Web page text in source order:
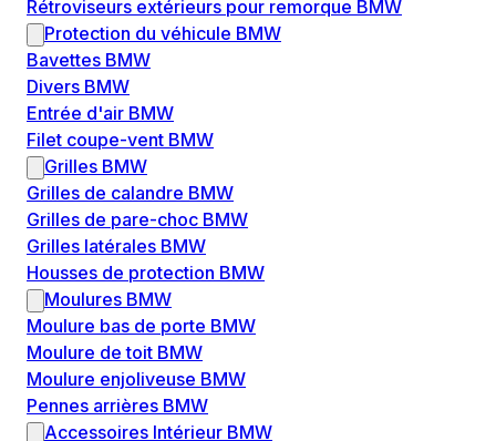
Rétroviseurs extérieurs pour remorque BMW
Protection du véhicule BMW
Bavettes BMW
Divers BMW
Entrée d'air BMW
Filet coupe-vent BMW
Grilles BMW
Grilles de calandre BMW
Grilles de pare-choc BMW
Grilles latérales BMW
Housses de protection BMW
Moulures BMW
Moulure bas de porte BMW
Moulure de toit BMW
Moulure enjoliveuse BMW
Pennes arrières BMW
Accessoires Intérieur BMW